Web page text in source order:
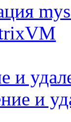
и
и